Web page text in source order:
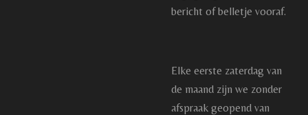
bericht of belletje vooraf.
Elke eerste zaterdag van
de maand zijn we zonder
afspraak geopend van